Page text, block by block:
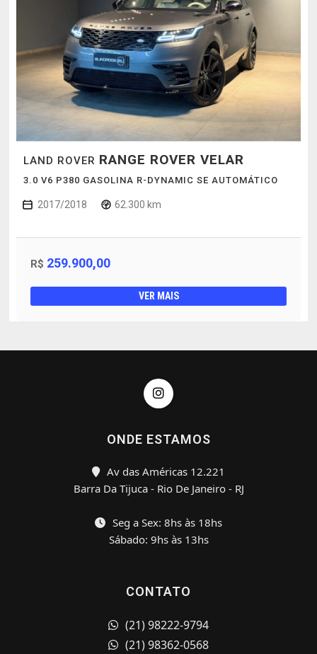
LAND ROVER RANGE ROVER VELAR
3.0 V6 P380 GASOLINA R-DYNAMIC SE AUTOMÁTICO
2017/2018 62.300 km
R$ 259.900,00
VER MAIS
ONDE ESTAMOS
Av das Américas 12.221
Barra Da Tijuca - Rio De Janeiro - RJ
Seg a Sex: 8hs às 18hs
Sábado: 9hs às 13hs
CONTATO
(21) 98222-9794
(21) 98362-0568